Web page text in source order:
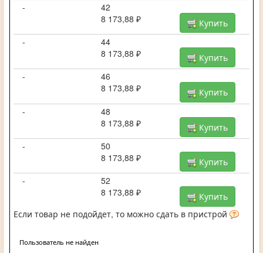
-
42
8 173,88 ₽
Купить
-
44
8 173,88 ₽
Купить
-
46
8 173,88 ₽
Купить
-
48
8 173,88 ₽
Купить
-
50
8 173,88 ₽
Купить
-
52
8 173,88 ₽
Купить
Если товар не подойдет, то можно сдать в пристрой
Пользователь не найден